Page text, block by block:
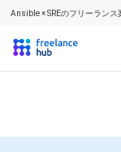
Ansible × SREのフリーランス